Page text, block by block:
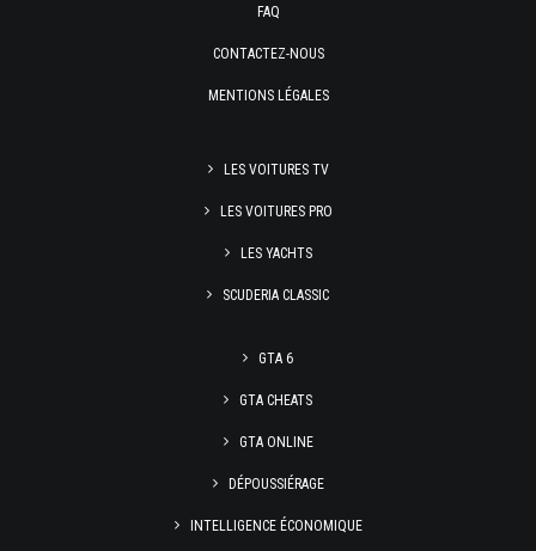
FAQ
CONTACTEZ-NOUS
MENTIONS LÉGALES
LES VOITURES TV
LES VOITURES PRO
LES YACHTS
SCUDERIA CLASSIC
GTA 6
GTA CHEATS
GTA ONLINE
DÉPOUSSIÉRAGE
INTELLIGENCE ÉCONOMIQUE